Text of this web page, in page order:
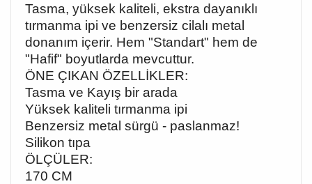
Tasma, yüksek kaliteli, ekstra dayanıklı
tırmanma ipi ve benzersiz cilalı metal
donanım içerir. Hem "Standart" hem de
"Hafif" boyutlarda mevcuttur.
ÖNE ÇIKAN ÖZELLİKLER:
Tasma ve Kayış bir arada
Yüksek kaliteli tırmanma ipi
Benzersiz metal sürgü - paslanmaz!
Silikon tıpa
ÖLÇÜLER:
170 CM